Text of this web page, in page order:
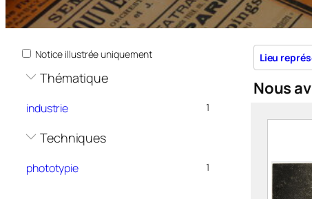
Notice illustrée uniquement
Thématique
industrie 1
Techniques
phototypie 1
Lieu
Nous